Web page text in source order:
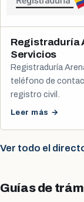
Registraduría
Servicios
Registraduría
teléfono de
registro civil.
Leer más →
Ver todo el
Guías de